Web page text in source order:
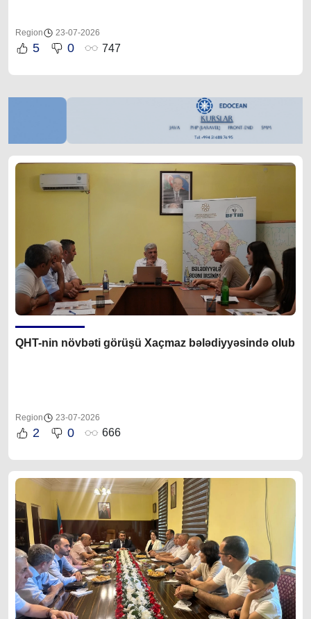
Region 23-07-2026
5 0 747
QHT-nin növbəti görüşü Xaçmaz bələdiyyəsində olub
Region 23-07-2026
2 0 666